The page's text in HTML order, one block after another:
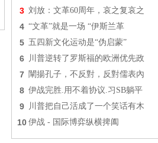
3 刘放：文革60周年，哀之复哀之
4 “文革”就是一场 “伊斯兰革
5 五四新文化运动是“伪启蒙”
6 川普逆转了罗斯福的欧洲优先政
7 闡揚孔子，不反對，反對儒表內
8 伊战完胜.用不着协议.习SB躺平
9 川普把自己活成了一个笑话有木
10 伊战 - 国际博弈纵横捭阖